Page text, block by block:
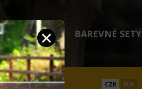
SLEVY BAREVNÉ SETY
CZK EUR